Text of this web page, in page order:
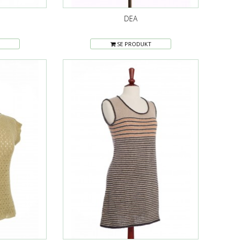
DEA
SE PRODUKT